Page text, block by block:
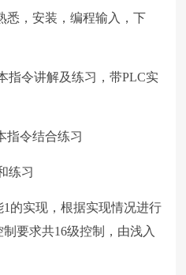
悉，安装，编程输入，下
指令讲解及练习，带PLC实
指令结合练习
练习
的实现，根据实现情况进行
要求共16级控制，由浅入